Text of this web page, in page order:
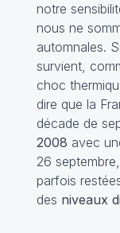
notre
nous ne
automnales.
survient,
choc
dire que la
décade de
2008 avec
26
parfois
des niveaux